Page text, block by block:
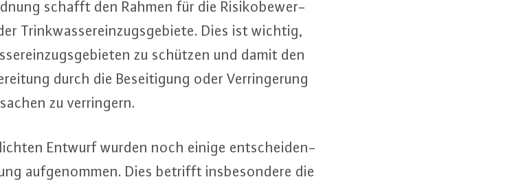
schafft den Rahmen für die Ri­si­ko­be­wer­
Trink­was­ser­ein­zugs­ge­bie­te. Dies ist wichtig,
zu schützen und damit den
durch die Be­sei­ti­gung oder Ver­rin­ge­rung
zu ver­rin­gern.
Entwurf wurden noch einige ent­schei­den­
auf­ge­nom­men. Dies betrifft ins­be­son­de­re die